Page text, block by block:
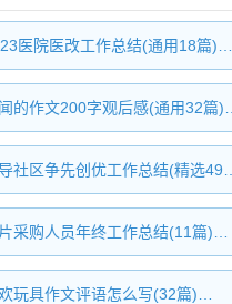
医院医改工作总结(通用18篇)…
的作文200字观后感(通用32篇)…
社区争先创优工作总结(精选49…
采购人员年终工作总结(11篇)…
玩具作文评语怎么写(32篇)…